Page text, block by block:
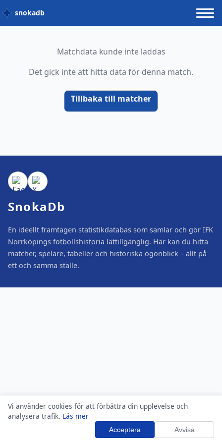
Vi använder cookies för att förbättra din upplevelse och
analysera trafik. Läs mer
Acceptera Avvisa
snokadb
Matchdata kunde inte laddas
Det gick inte att hitta data för denna match.
Tillbaka till matcher
SnokaDb
En ideellt framtagen statistikdatabas som samlar och gör IFK
Norrköpings fotbollshistoria lättillgänglig. Här kan du hitta
matcher, spelare, tabeller och historiska ögonblick – allt på
ett och samma ställe.